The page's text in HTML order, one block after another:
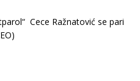
Cece Ražnatović se pari